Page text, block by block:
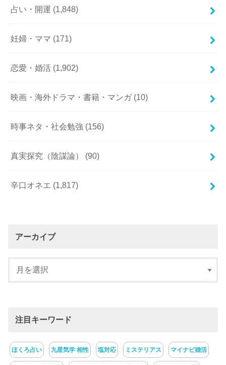
占い・開運 (1,848)
妊婦・ママ (171)
恋愛・婚活 (1,902)
映画・海外ドラマ・書籍・マンガ (10)
時事ネタ・社会勉強 (156)
真実探究（陰謀論） (90)
辛口オネエ (1,817)
アーカイブ
注目キーワード
ほくろ占い 九星気学 相性 塩対応 ミステリアス マイナビ婚活